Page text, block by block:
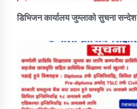
डिभिजन कार्यालय जुम्लाको सुचना सन्देश